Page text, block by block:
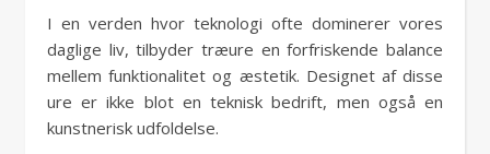
I en verden hvor teknologi ofte dominerer vores
daglige liv, tilbyder træure en forfriskende balance
mellem funktionalitet og æstetik. Designet af disse
ure er ikke blot en teknisk bedrift, men også en
kunstnerisk udfoldelse.